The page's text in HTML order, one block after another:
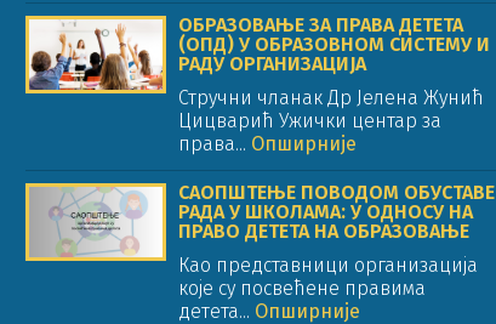
ОБРАЗОВАЊЕ ЗА ПРАВА ДЕТЕТА
(ОПД) У ОБРАЗОВНОМ СИСТЕМУ И
РАДУ ОРГАНИЗАЦИЈА
Стручни чланак Др Јелена Жунић
Цицварић Ужички центар за
права... Опширније
САОПШТЕЊЕ ПОВОДОМ ОБУСТАВЕ
РАДА У ШКОЛАМА: У ОДНОСУ НА
ПРАВО ДЕТЕТА НА ОБРАЗОВАЊЕ
Као представници организација
које су посвећене правима
детета... Опширније